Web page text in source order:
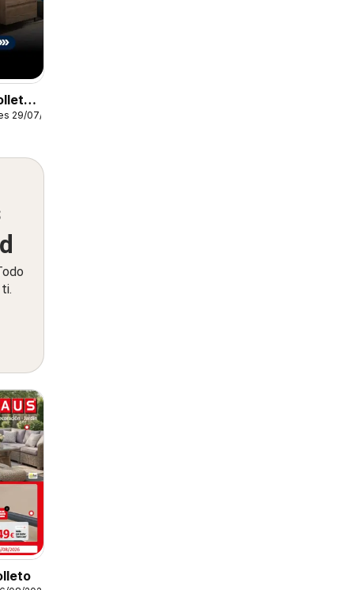
-
baño
29/07/2026